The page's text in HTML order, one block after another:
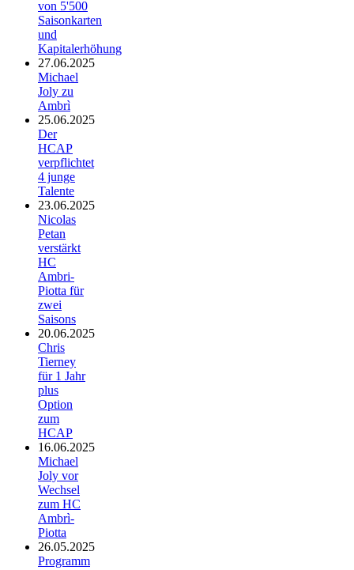
von 5'500
Saisonkarten
und
Kapitalerhöhung
27.06.2025
Michael
Joly zu
Ambrì
25.06.2025
Der
HCAP
verpflichtet
4 junge
Talente
23.06.2025
Nicolas
Petan
verstärkt
HC
Ambri-
Piotta für
zwei
Saisons
20.06.2025
Chris
Tierney
für 1 Jahr
plus
Option
zum
HCAP
16.06.2025
Michael
Joly vor
Wechsel
zum HC
Ambrì-
Piotta
26.05.2025
Programm